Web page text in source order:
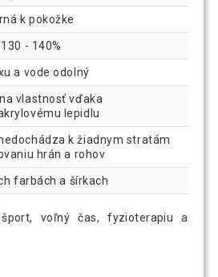
k pokožke
- 140%
a vode odolný
vlastnosť vďaka
lepidlu
k žiadnym stratám
hrán a rohov
farbách a šírkach
voľný čas, fyzioterapiu a